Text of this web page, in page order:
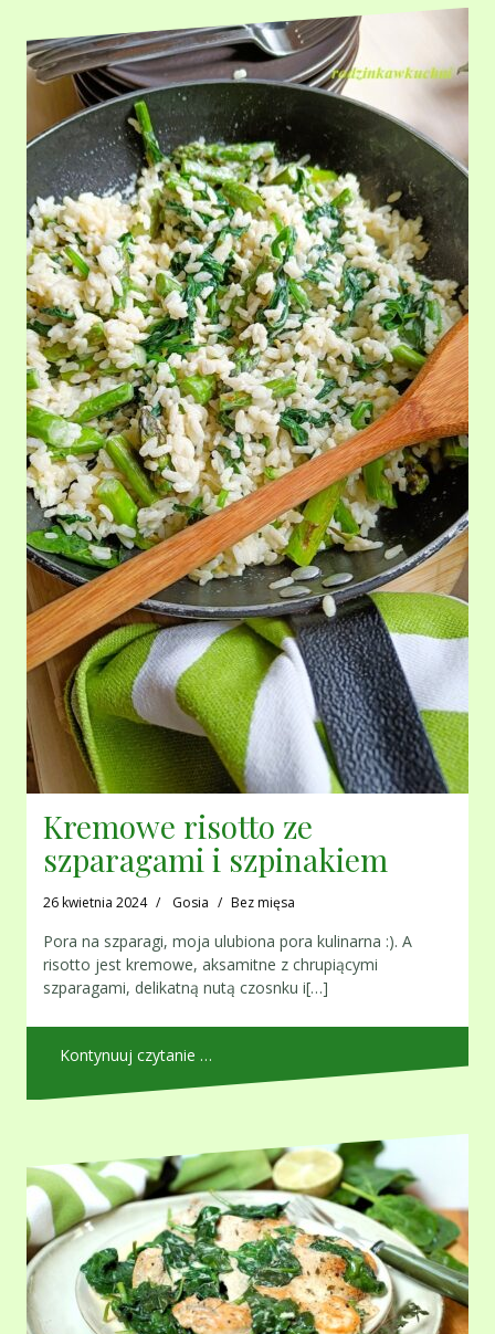
Kremowe risotto ze
szparagami i szpinakiem
26 kwietnia 2024 Gosia Bez mięsa
Pora na szparagi, moja ulubiona pora kulinarna :). A
risotto jest kremowe, aksamitne z chrupiącymi
szparagami, delikatną nutą czosnku i[…]
Kontynuuj czytanie …